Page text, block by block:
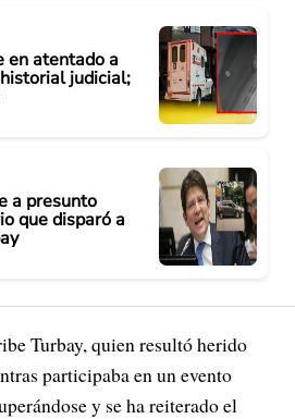
en atentado a
judicial;
a presunto
que disparó a
Turbay, quien resultó herido
participaba en un evento
y se ha reiterado el